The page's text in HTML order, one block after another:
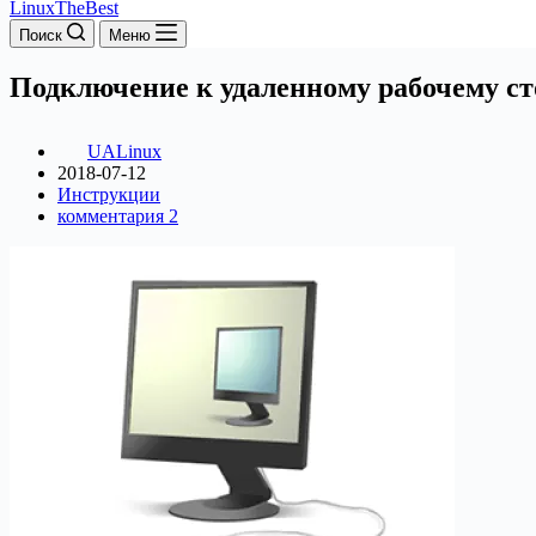
LinuxTheBest
Поиск Меню
Подключение к удаленному рабочему
UALinux
2018-07-12
Инструкции
комментария 2